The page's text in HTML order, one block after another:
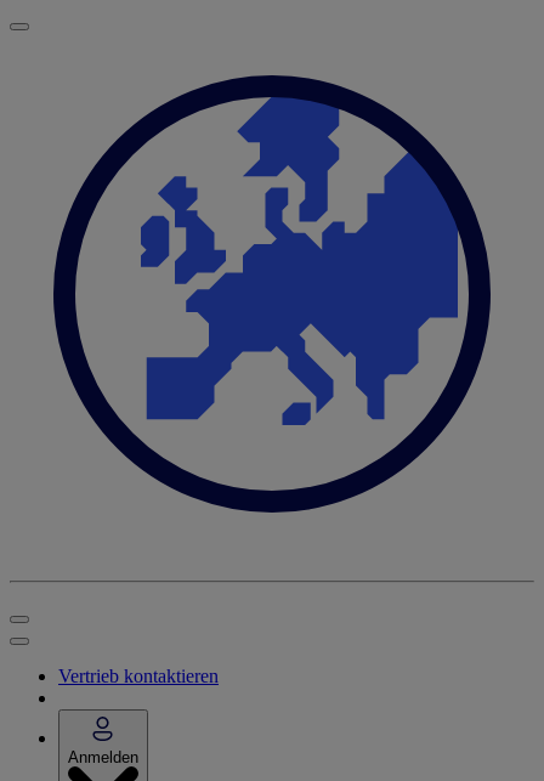
Vertrieb kontaktieren
Anmelden